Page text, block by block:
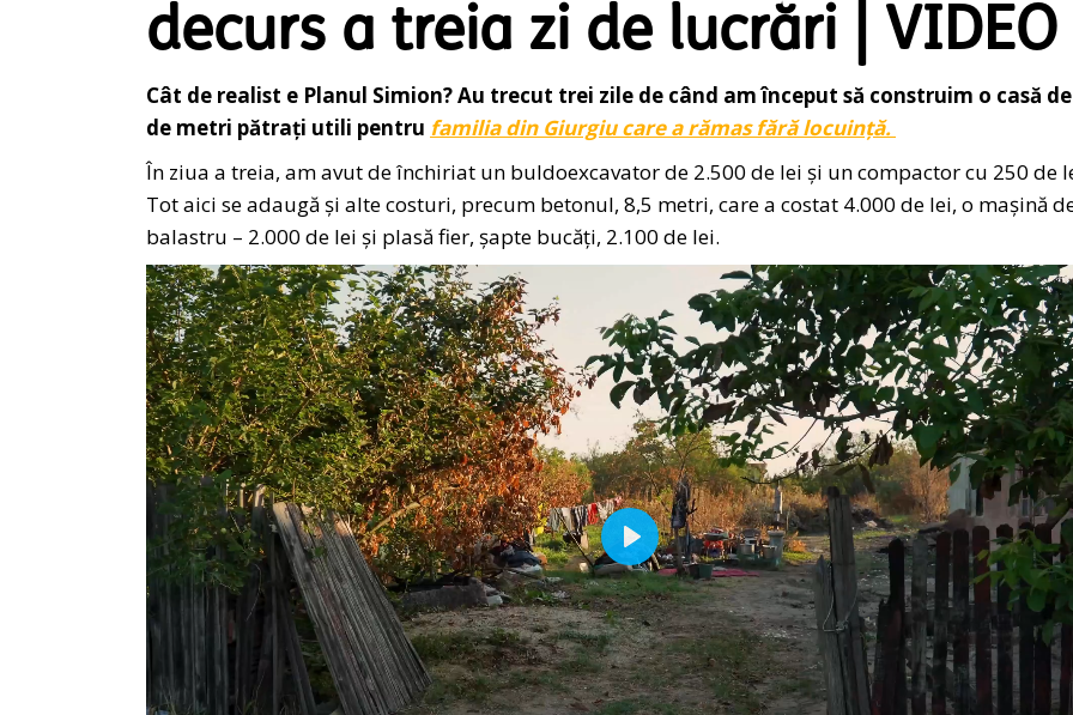
decurs a treia zi de lucrări | VIDEO
Cât de realist e Planul Simion? Au trecut trei zile de când am început să construim o casă
de metri pătrați utili pentru familia din Giurgiu care a rămas fără locuință.
În ziua a treia, am avut de închiriat un buldoexcavator de 2.500 de lei și un compactor cu 250 de
Tot aici se adaugă și alte costuri, precum betonul, 8,5 metri, care a costat 4.000 de lei, o mașină
balastru – 2.000 de lei și plasă fier, șapte bucăți, 2.100 de lei.
Play